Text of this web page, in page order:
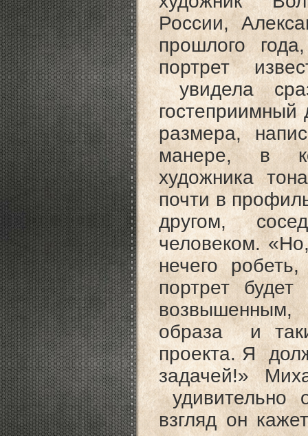
России,
прошлого
портрет
увидела
гостеприимный
размера,
манере, в
художника
почти в
другом,
человеком.
нечего
портрет
возвышенным,
образа и
проекта. Я
задачей!»
удивительно
взгляд он